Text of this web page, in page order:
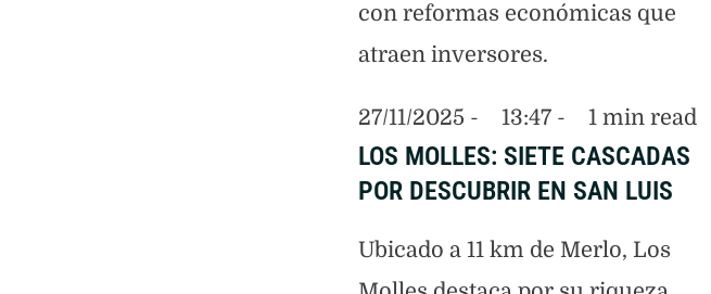
con reformas económicas que
atraen inversores.
27/11/2025 - 13:47 - 1 min read
LOS MOLLES: SIETE CASCADAS
POR DESCUBRIR EN SAN LUIS
Ubicado a 11 km de Merlo, Los